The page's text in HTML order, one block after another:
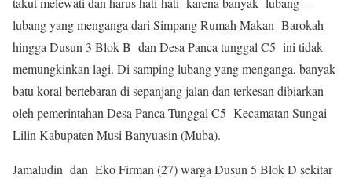
lubang yang menganga dari Simpang Rumah Makan Barokah
hingga Dusun 3 Blok B dan Desa Panca tunggal C5 ini tidak
memungkinkan lagi. Di samping lubang yang menganga, banyak
batu koral bertebaran di sepanjang jalan dan terkesan dibiarkan
oleh pemerintahan Desa Panca Tunggal C5 Kecamatan Sungai
Lilin Kabupaten Musi Banyuasin (Muba).
Jamaludin dan Eko Firman (27) warga Dusun 5 Blok D sekitar